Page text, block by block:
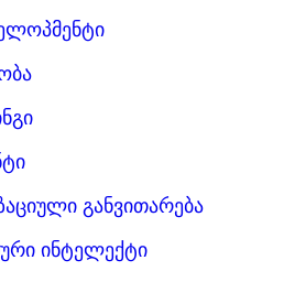
განვითარება
ინტელექტი